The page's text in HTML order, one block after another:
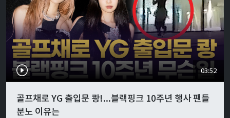
03:52
골프채로 YG 출입문 쾅!...블랙핑크 10주년 행사 팬들
분노 이유는